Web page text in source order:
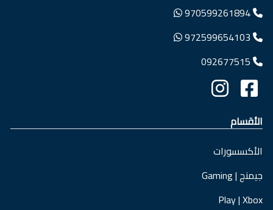
970599261894
972599654103
092677515
الأقسام
الأكسسورات
جيمنج | Gaming
Play | Xbox